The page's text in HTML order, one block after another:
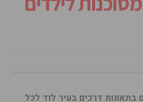
על נתוני הלמ”ס. 1.26 ילדים נפגעים בתאונות דרכים בעיר לוד לכל